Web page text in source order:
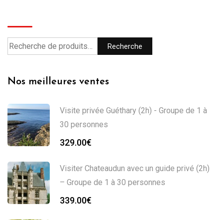
Recherche
Nos meilleures ventes
Visite privée Guéthary (2h) - Groupe de 1 à
30 personnes
329.00€
Visiter Chateaudun avec un guide privé (2h)
– Groupe de 1 à 30 personnes
339.00€